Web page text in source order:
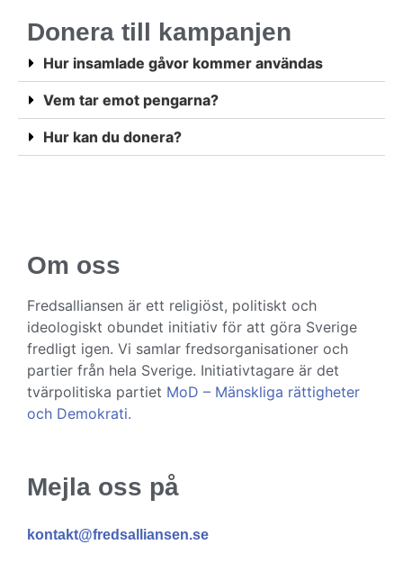
Donera till kampanjen
Hur insamlade gåvor kommer användas
Vem tar emot pengarna?
Hur kan du donera?
Om oss
Fredsalliansen är ett religiöst, politiskt och
ideologiskt obundet initiativ för att göra Sverige
fredligt igen. Vi samlar fredsorganisationer och
partier från hela Sverige. Initiativtagare är det
tvärpolitiska partiet MoD – Mänskliga rättigheter
och Demokrati.
Mejla oss på
kontakt@fredsalliansen.se